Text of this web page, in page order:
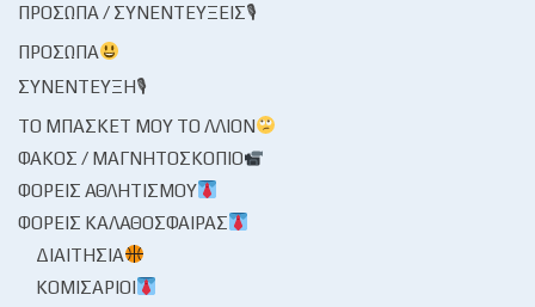
ΠΡΌΣΩΠΑ / ΣΥΝΕΝΤΕΎΞΕΙΣ🎙
ΠΡΌΣΩΠΑ
ΣΥΝΈΝΤΕΥΞΗ🎙
ΤΟ ΜΠΆΣΚΕΤ ΜΟΥ ΤΟ ΛΛΊΟΝ
ΦΑΚΌΣ / ΜΑΓΝΗΤΟΣΚΌΠΙΟ
ΦΟΡΕΊΣ ΑΘΛΗΤΙΣΜΟΎ
ΦΟΡΕΊΣ ΚΑΛΑΘΌΣΦΑΙΡΑΣ
ΔΙΑΙΤΗΣΊΑ
ΚΟΜΙΣΆΡΙΟΙ